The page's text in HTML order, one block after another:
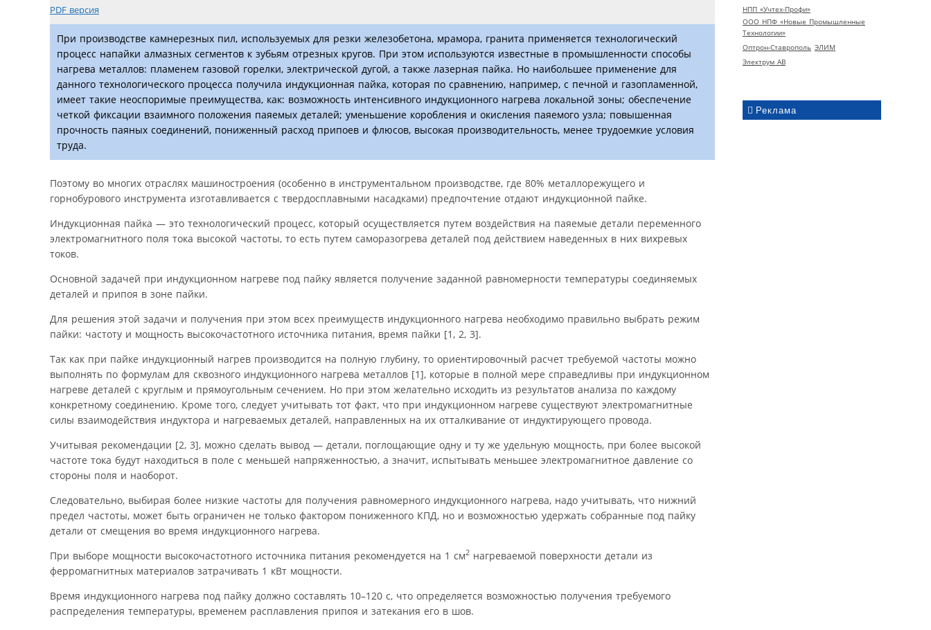
НПП «Учтех-Профи»
ООО НПФ «Новые Промышленные
Технологии»
Оптрон-Ставрополь ЭЛИМ
Электрум АВ
Реклама
PDF версия
При производстве камнерезных пил, используемых для резки железобетона, мрамора, гранита применяется технологический
процесс напайки алмазных сегментов к зубьям отрезных кругов. При этом используются известные в промышленности способы
нагрева металлов: пламенем газовой горелки, электрической дугой, а также лазерная пайка. Но наибольшее применение для
данного технологического процесса получила индукционная пайка, которая по сравнению, например, с печной и газопламенной,
имеет такие неоспоримые преимущества, как: возможность интенсивного индукционного нагрева локальной зоны; обеспечение
четкой фиксации взаимного положения паяемых деталей; уменьшение коробления и окисления паяемого узла; повышенная
прочность паяных соединений, пониженный расход припоев и флюсов, высокая производительность, менее трудоемкие условия
труда.
Поэтому во многих отраслях машиностроения (особенно в инструментальном производстве, где 80% металлорежущего и
горнобурового инструмента изготавливается с твердосплавными насадками) предпочтение отдают индукционной пайке.
Индукционная пайка — это технологический процесс, который осуществляется путем воздействия на паяемые детали переменного
электромагнитного поля тока высокой частоты, то есть путем саморазогрева деталей под действием наведенных в них вихревых
токов.
Основной задачей при индукционном нагреве под пайку является получение заданной равномерности температуры соединяемых
деталей и припоя в зоне пайки.
Для решения этой задачи и получения при этом всех преимуществ индукционного нагрева необходимо правильно выбрать режим
пайки: частоту и мощность высокочастотного источника питания, время пайки [1, 2, 3].
Так как при пайке индукционный нагрев производится на полную глубину, то ориентировочный расчет требуемой частоты можно
выполнять по формулам для сквозного индукционного нагрева металлов [1], которые в полной мере справедливы при индукционном
нагреве деталей с круглым и прямоугольным сечением. Но при этом желательно исходить из результатов анализа по каждому
конкретному соединению. Кроме того, следует учитывать тот факт, что при индукционном нагреве существуют электромагнитные
силы взаимодействия индуктора и нагреваемых деталей, направленных на их отталкивание от индуктирующего провода.
Учитывая рекомендации [2, 3], можно сделать вывод — детали, поглощающие одну и ту же удельную мощность, при более высокой
частоте тока будут находиться в поле с меньшей напряженностью, а значит, испытывать меньшее электромагнитное давление со
стороны поля и наоборот.
Следовательно, выбирая более низкие частоты для получения равномерного индукционного нагрева, надо учитывать, что нижний
предел частоты, может быть ограничен не только фактором пониженного КПД, но и возможностью удержать собранные под пайку
детали от смещения во время индукционного нагрева.
При выборе мощности высокочастотного источника питания рекомендуется на 1 см2 нагреваемой поверхности детали из
ферромагнитных материалов затрачивать 1 кВт мощности.
Время индукционного нагрева под пайку должно составлять 10–120 с, что определяется возможностью получения требуемого
распределения температуры, временем расплавления припоя и затекания его в шов.